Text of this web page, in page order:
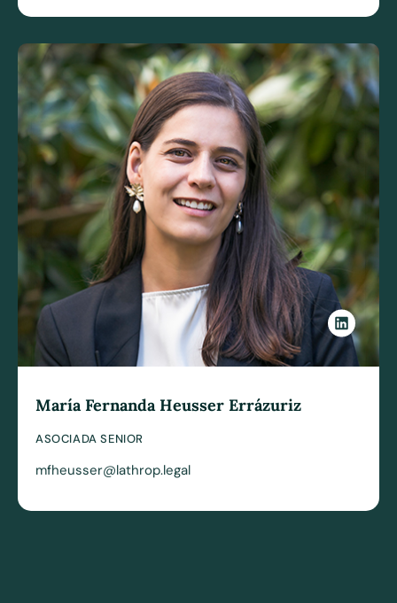
María Fernanda Heusser Errázuriz
ASOCIADA SENIOR
mfheusser@lathrop.legal